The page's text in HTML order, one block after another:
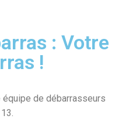
: Votre
!
équipe de débarrasseurs